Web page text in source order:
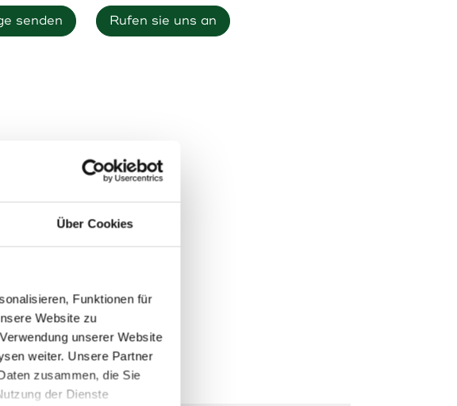
Über Cookies
Funktionen für
Website zu
unserer Website
weiter. Unsere Partner
zusammen, die Sie
der Dienste
senden Rufen sie uns an